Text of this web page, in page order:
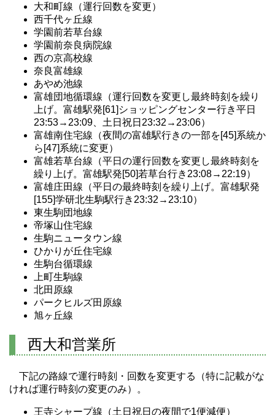
大和町線（運行回数を変更）
西千代ヶ丘線
学園前若草台線
学園前奈良病院線
西の京高校線
奈良富雄線
あやめ池線
富雄団地循環線（運行回数を変更し最終時刻を繰り
上げ。富雄駅発[61]ショッピングセンター行き平日
23:53→23:09、土日祝日23:32→23:06）
富雄南住宅線（夜間の富雄駅行きの一部を[45]系統か
ら[47]系統に変更）
富雄若草台線（平日の運行回数を変更し最終時刻を
繰り上げ。富雄駅発[50]若草台行き23:08→22:19）
富雄庄田線（平日の最終時刻を繰り上げ。富雄駅発
[155]学研北生駒駅行き23:32→23:10）
東生駒団地線
帝塚山住宅線
生駒ニュータウン線
ひかりが丘住宅線
生駒台循環線
上町生駒線
北田原線
パークヒルズ田原線
旭ヶ丘線
西大和営業所
下記の路線で運行時刻・回数を変更する（特に記載がな
ければ運行時刻の変更のみ）。
王寺シャープ線（土日祝日の夜間で1便減便）